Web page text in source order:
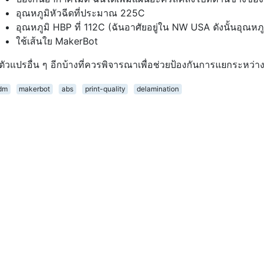
อุณหภูมิหัวฉีดที่ประมาณ 225C
อุณหภูมิ HBP ที่ 112C (ฉันอาศัยอยู่ใน NW USA ดังนั้นอุณห
ใช้เส้นใย MakerBot
วแปรอื่น ๆ อีกบ้างที่ควรพิจารณาเพื่อช่วยป้องกันการแยกระหว่าง
makerbot abs print-quality delamination